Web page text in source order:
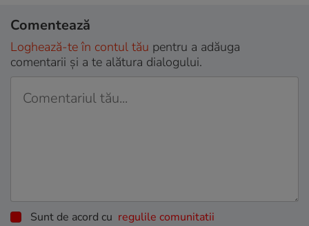
Comentează
Loghează-te în contul tău pentru a adăuga
comentarii și a te alătura dialogului.
Sunt de acord cu regulile comunitatii